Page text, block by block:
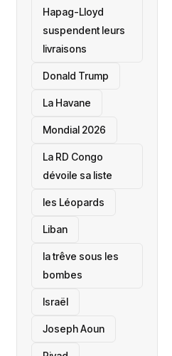
Hapag-Lloyd
suspendent leurs
livraisons
Donald Trump
La Havane
Mondial 2026
La RD Congo
dévoile sa liste
les Léopards
‎Liban
la trêve sous les
bombes
Israël
Joseph Aoun